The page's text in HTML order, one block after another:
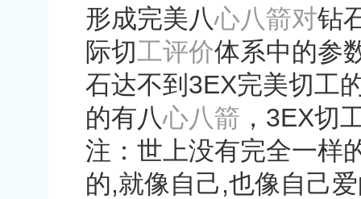
形成完美八心八箭对钻
际切工评价体系中的参
石达不到 3EX完美切工
的有八心八箭 ， 3EX切
注：世上没有完全一样
的,就像自己,也像自己